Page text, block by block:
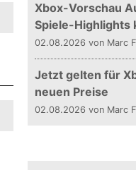
Xbox-Vorschau
Spiele-Highlights
02.08.2026 von Marc
Jetzt gelten für
neuen Preise
02.08.2026 von Marc